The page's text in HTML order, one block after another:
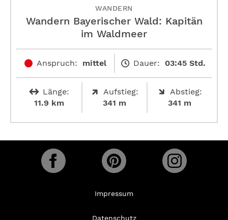
WANDERN
Wandern Bayerischer Wald: Kapitän
im Waldmeer
Anspruch: mittel Dauer: 03:45 Std.
Länge:
11.9 km
Aufstieg:
341 m
Abstieg:
341 m
Impressum
Datenschutz